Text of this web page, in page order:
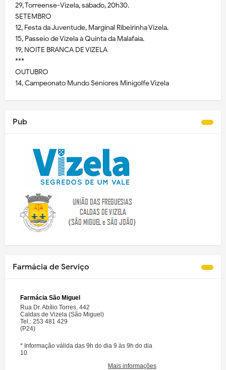
29, Torreense-Vizela, sábado, 20h30.
SETEMBRO
12, Festa da Juventude, Marginal Ribeirinha Vizela.
15, Passeio de Vizela à Quinta da Malafaia.
19, NOITE BRANCA DE VIZELA
***
OUTUBRO
14, Campeonato Mundo Séniores Minigolfe Vizela
Pub
Farmácia de Serviço